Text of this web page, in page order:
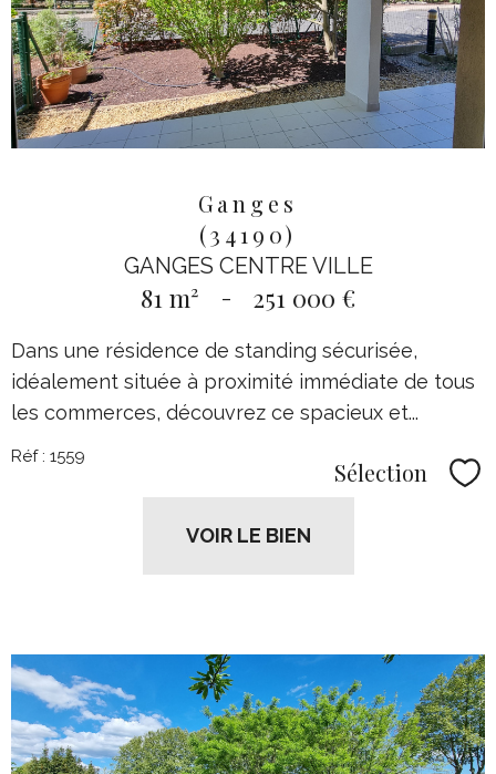
Ganges
(34190)
GANGES CENTRE VILLE
81 m² - 251 000 €
Dans une résidence de standing sécurisée,
idéalement située à proximité immédiate de tous
les commerces, découvrez ce spacieux et...
Réf : 1559
Sélection
VOIR LE BIEN